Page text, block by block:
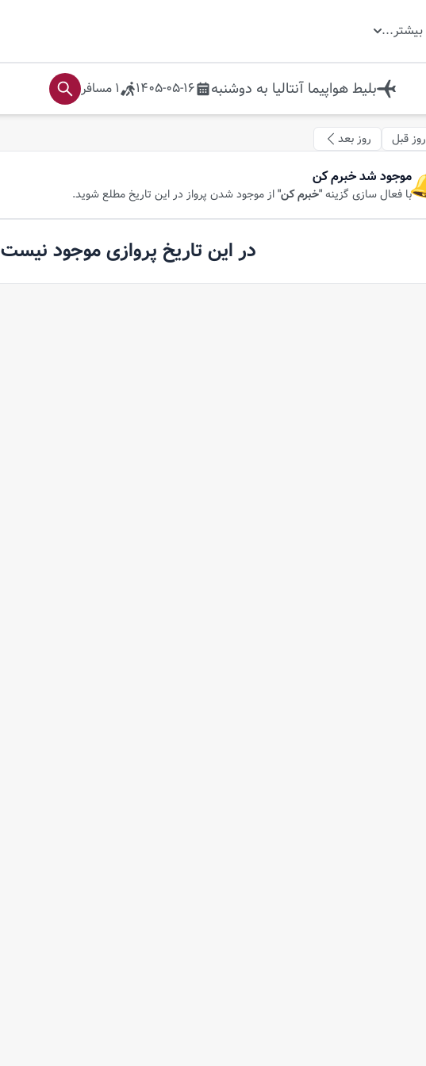
بیشتر...
بلیط هواپیما آنتالیا به دوشنبه 1405-05-16
1 مسافر
روز قبل روز بعد
موجود شد خبرم کن
با فعال سازی گزینه"خبرم کن"از موجود شدن پرواز در این تاریخ مطلع شوید.
در این تاریخ پروازی موجود نیست